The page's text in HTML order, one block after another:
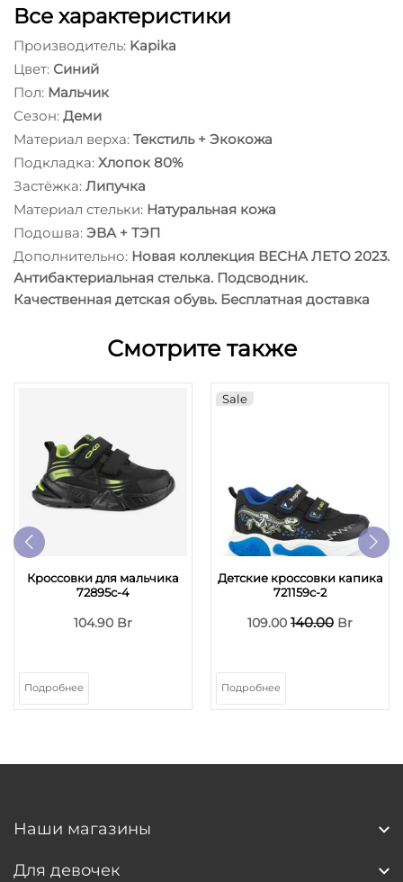
Все характеристики
Производитель: Kapika
Цвет: Синий
Пол: Мальчик
Сезон: Деми
Материал верха: Текстиль + Экокожа
Подкладка: Хлопок 80%
Застёжка: Липучка
Материал стельки: Натуральная кожа
Подошва: ЭВА + ТЭП
Дополнительно: Новая коллекция ВЕСНА ЛЕТО 2023.
Антибактериальная стелька. Подсводник.
Качественная детская обувь. Бесплатная доставка
Смотрите также
Кроссовки для мальчика
72895с-4
104.90 Br
Подробнее
Sale
Детские кроссовки капика
721159c-2
109.00 140.00 Br
Подробнее
Наши магазины
Для девочек